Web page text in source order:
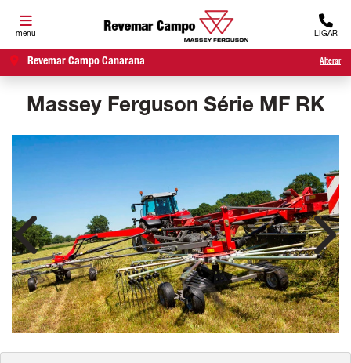
menu LIGAR
Revemar Campo Canarana Alterar
Massey Ferguson Série MF RK
Anterior